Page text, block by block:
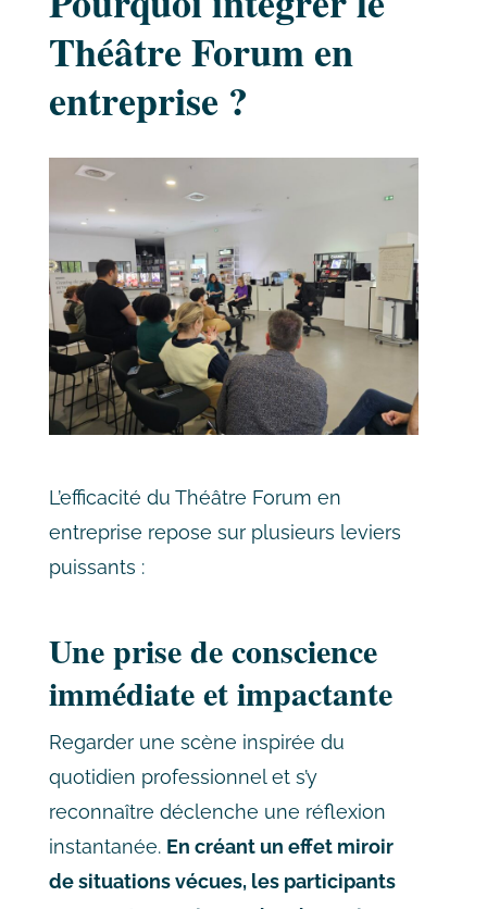
Théâtre Forum en
entreprise ?
L’efficacité du Théâtre Forum en
entreprise repose sur plusieurs leviers
puissants :
Une prise de conscience
immédiate et impactante
Regarder une scène inspirée du
quotidien professionnel et s’y
reconnaître déclenche une réflexion
instantanée. En créant un effet miroir
de situations vécues, les participants